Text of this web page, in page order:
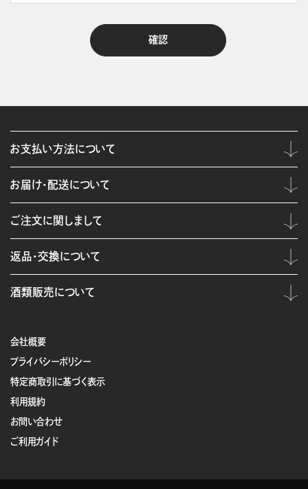
会社概要
プライバシーポリシー
特定商取引に基づく表示
利用規約
お問い合わせ
ご利用ガイド
お支払い方法について
お届け・配送について
ご注文に関しまして
返品・交換について
酒類販売について